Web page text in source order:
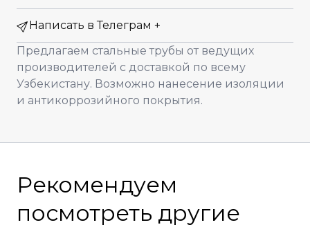
Написать в Телеграм +
Предлагаем стальные трубы от ведущих
производителей с доставкой по всему
Узбекистану. Возможно нанесение изоляции
и антикоррозийного покрытия.
Рекомендуем
посмотреть другие